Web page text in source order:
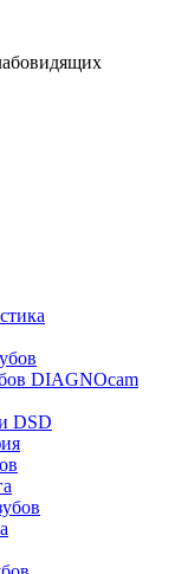
DIAGNOcam
DSD